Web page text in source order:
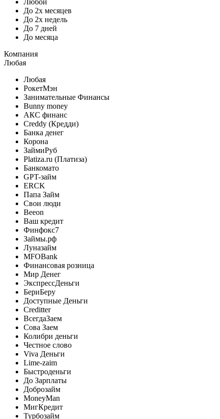
До 2х месяцев
До 2х недель
До 7 дней
До месяца
Компания
Любая
Любая
РокетМэн
Занимательные Финансы
Bunny money
АКС финанс
Creddy (Кредди)
Банка денег
Корона
ЗаймиРуб
Platiza.ru (Платиза)
Банкомато
GPT-займ
ERCK
Папа Займ
Свои люди
Beeon
Ваш кредит
Финфокс7
Займы.рф
Луназайм
MFOBank
Финансовая розница
Мир Денег
ЭкспрессДеньги
БериБеру
Доступные Деньги
Creditter
ВсегдаЗаем
Сова Заем
Колибри деньги
Честное слово
Viva Деньги
Lime-zaim
Быстроденьги
До Зарплаты
Доброзайм
MoneyMan
МигКредит
Турбозайм